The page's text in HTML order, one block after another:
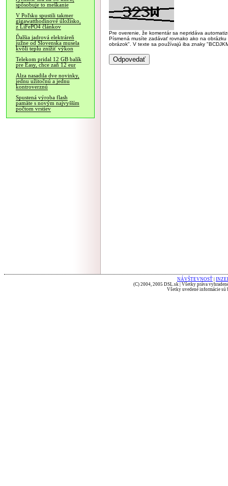
spôsobuje to meškanie
V Poľsku spustili takmer
gigawatthodinové úložisko,
z LiFePO4 článkov
Ďalšia jadrová elektráreň
južne od Slovenska musela
kvôli teplu znížiť výkon
Telekom pridal 12 GB balík
pre Easy, chce zaň 12 eur
Alza nasadila dve novinky,
jednu užitočnú a jednu
kontroverznú
Spustená výroba flash
pamäte s novým najvyšším
počtom vrstiev
Pre overenie, že komentár sa nepridáva
Písmená musíte zadávať rovnako ako na
obrázok". V texte sa používajú iba znaky
NÁVŠTEVNOSŤ
(C) 2004, 2005 DSL.sk | Všetky práva
Všetky uvedené informácie sú